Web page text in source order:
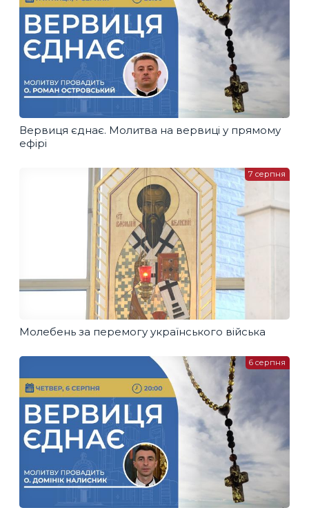
Вервиця єднає. Молитва на вервиці у прямому
ефірі
Молебень за перемогу українського війська
7 серпня
6 серпня